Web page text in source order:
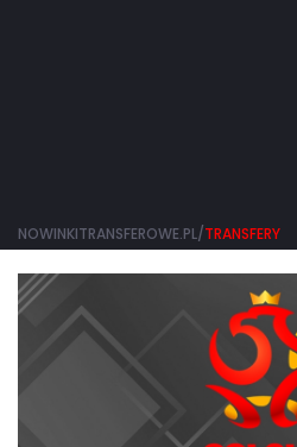
NOWINKITRANSFEROWE.PL/TRANSFERY